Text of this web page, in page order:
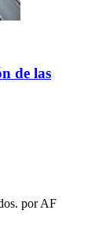
de las
por AF